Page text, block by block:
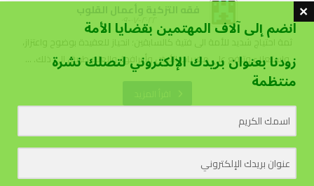
فقه التزكية وأعمال القلوب
٢٠٢٢-٠٧-٠٩
ثمة احتياج شديد للأمة الى فتية كالسابقين؛ انحياز للعقيدة بوضوح واعتزاز،
واستعلاء وترفع على مغريات الأرض وأعرافها. والعلم طريق الى ذلك. ...
انضم إلى آلاف المهتمين بقضايا الأمة
زودنا بعنوان بريدك الإلكتروني لتصلك نشرة
منتظمة